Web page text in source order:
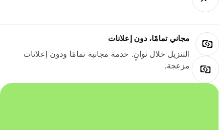
مجاني تمامًا، دون إعلانات
التنزيل خلال ثوانٍ. خدمة مجانية تمامًا ودون إعلانات
مزعجة.